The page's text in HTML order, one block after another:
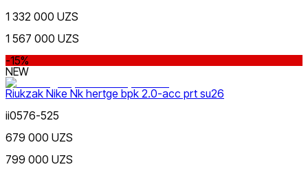
1 332 000 UZS
1 567 000 UZS
-15%
NEW
Riukzak Nike Nk hertge bpk 2.0-acc prt su26
ii0576-525
679 000 UZS
799 000 UZS